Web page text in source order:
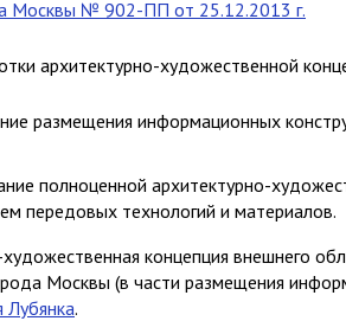
Москвы № 902-ПП от 25.12.2013 г.
архитектурно-художественной
размещения информационных
полноценной архитектурно-
передовых технологий и материалов.
концепция внешнего
Москвы (в части размещения
Лубянка.